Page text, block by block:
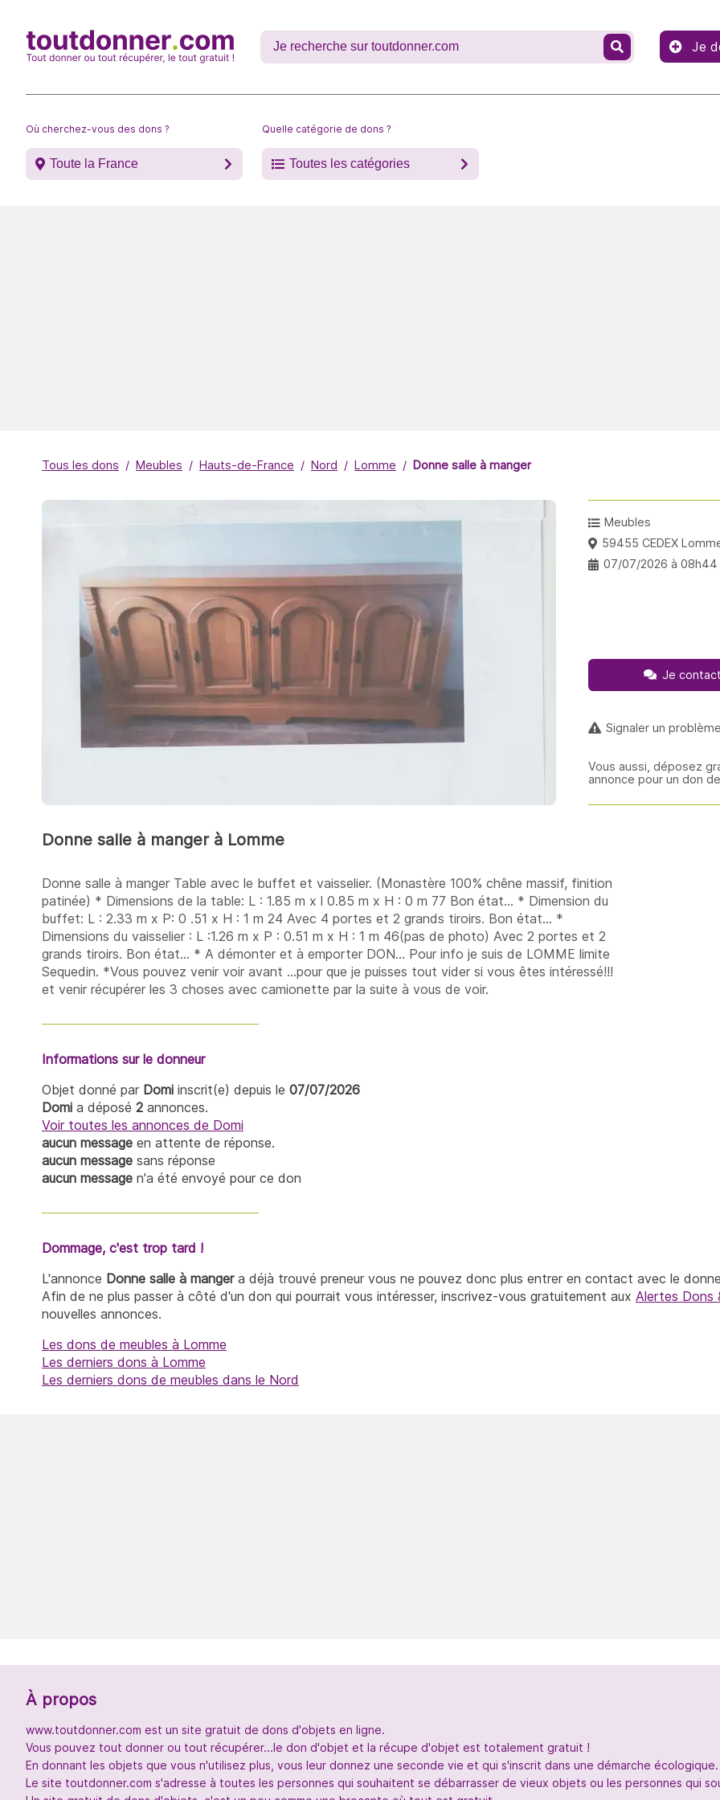
Je
Où cherchez-vous des dons ?
Toute la France
Quelle catégorie de dons ?
Toutes les catégories
Tous les dons Meubles Hauts-de-France Nord Lomme Donne salle à manger
Donne salle à manger à Lomme
Donne salle à manger Table avec le buffet et vaisselier. (Monastère 100% chêne massif, finition
patinée) * Dimensions de la table: L : 1.85 m x l 0.85 m x H : 0 m 77 Bon état... * Dimension du
buffet: L : 2.33 m x P: 0 .51 x H : 1 m 24 Avec 4 portes et 2 grands tiroirs. Bon état... *
Dimensions du vaisselier : L :1.26 m x P : 0.51 m x H : 1 m 46(pas de photo) Avec 2 portes et 2
grands tiroirs. Bon état... * A démonter et à emporter DON... Pour info je suis de LOMME limite
Sequedin. *Vous pouvez venir voir avant ...pour que je puisses tout vider si vous êtes intéressé!!!
et venir récupérer les 3 choses avec camionette par la suite à vous de voir.
Meubles
59455 CEDEX
07/07/2026 à 08h44
Je
Signaler un
Vous aussi, déposez
annonce pour un don
Informations sur le donneur
Objet donné par Domi inscrit(e) depuis le 07/07/2026
Domi a déposé 2 annonces.
Voir toutes les annonces de Domi
aucun message en attente de réponse.
aucun message sans réponse
aucun message n'a été envoyé pour ce don
Dommage, c'est trop tard !
L'annonce Donne salle à mangera déjà trouvé preneur vous ne pouvez donc plus entrer en contact avec le
Afin de ne plus passer à côté d'un don qui pourrait vous intéresser, inscrivez-vous gratuitement aux Alertes Dons
nouvelles annonces.
Les dons de meubles à Lomme
Les derniers dons à Lomme
Les derniers dons de meubles dans le Nord
À propos
www.toutdonner.com est un site gratuit de dons d'objets en ligne.
Vous pouvez tout donner ou tout récupérer...le don d'objet et la récupe d'objet est totalement gratuit !
En donnant les objets que vous n'utilisez plus, vous leur donnez une seconde vie et qui s'inscrit dans une démarche écologique.
Le site toutdonner.com s'adresse à toutes les personnes qui souhaitent se débarrasser de vieux objets ou les personnes qui